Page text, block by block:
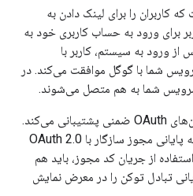
کاربران را برای لینک دادن به
برای ورود به حساب کاربری خود به
ورود به سیستم، کاربر با
شما با گوگل موافقت می‌کند. در
شما به هم متصل می‌شوند.
از کد مجوز و جریان‌های OAuth ضمنی پشتیبانی می‌کند.
سرویس شما باید میزبان یک نقطه پایانی مجوز سازگار با OAuth 2.0
از جریان کد مجوز، باید هم
تبادل توکن را در معرض نمایش